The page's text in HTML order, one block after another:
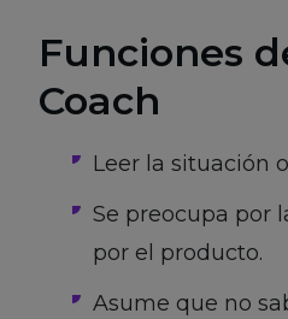
Funciones
Coach
Leer la situación
Se preocupa por
por el producto.
Asume que no